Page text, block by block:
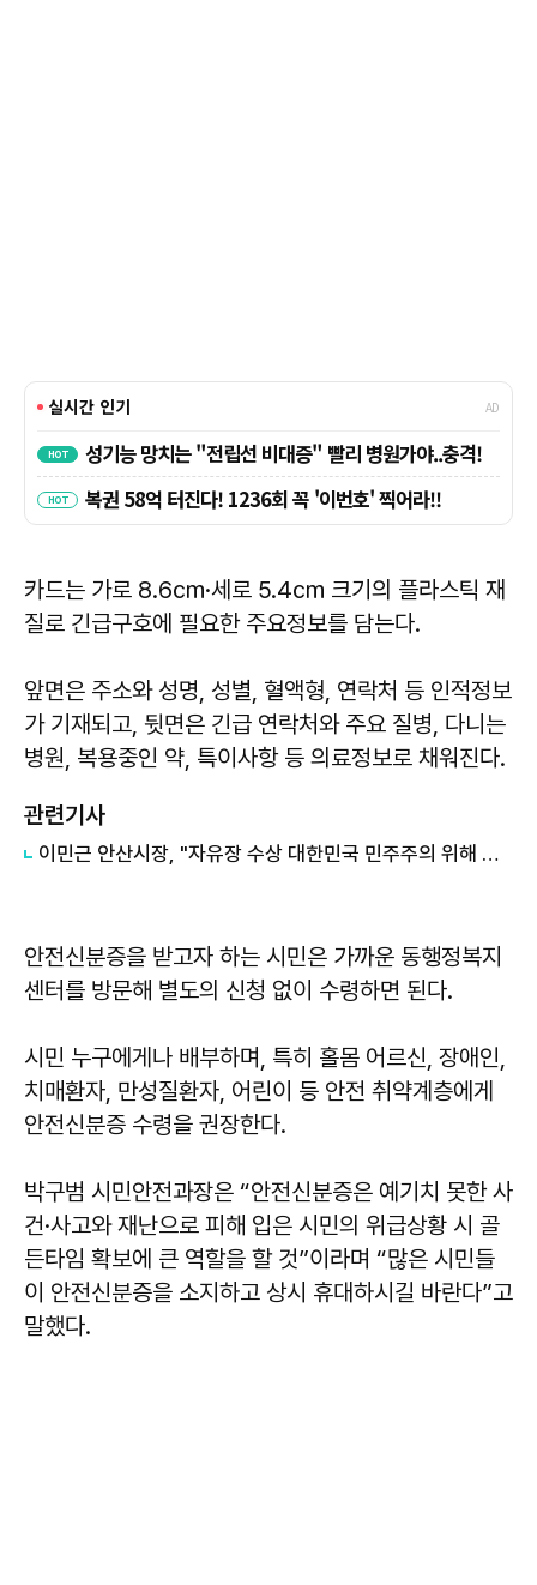
카드는 가로 8.6㎝·세로 5.4㎝ 크기의 플라스틱 재
질로 긴급구호에 필요한 주요정보를 담는다.
앞면은 주소와 성명, 성별, 혈액형, 연락처 등 인적정보
가 기재되고, 뒷면은 긴급 연락처와 주요 질병, 다니는
병원, 복용중인 약, 특이사항 등 의료정보로 채워진다.
관련기사
이민근 안산시장, "자유장 수상 대한민국 민주주의 위해 더욱 힘쓰라는 의미"
안전신분증을 받고자 하는 시민은 가까운 동행정복지
센터를 방문해 별도의 신청 없이 수령하면 된다.
시민 누구에게나 배부하며, 특히 홀몸 어르신, 장애인,
치매환자, 만성질환자, 어린이 등 안전 취약계층에게
안전신분증 수령을 권장한다.
박구범 시민안전과장은 “안전신분증은 예기치 못한 사
건·사고와 재난으로 피해 입은 시민의 위급상황 시 골
든타임 확보에 큰 역할을 할 것”이라며 “많은 시민들
이 안전신분증을 소지하고 상시 휴대하시길 바란다”고
말했다.